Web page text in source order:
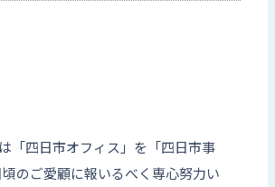
「四日市オフィス」を「四日市事
のご愛顧に報いるべく専心努力い